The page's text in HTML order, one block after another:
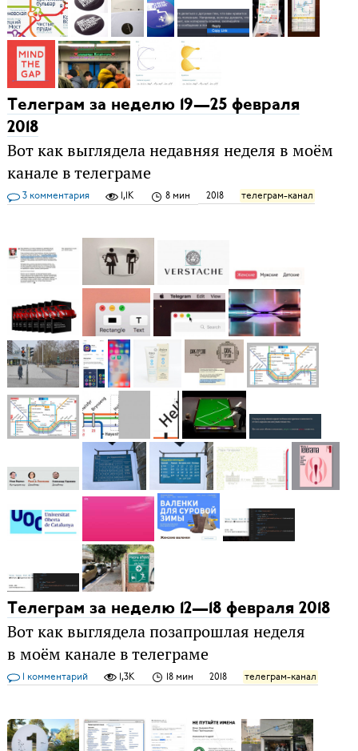
Телеграм за неделю 19—25 февраля
2018
Вот как выглядела недавняя неделя в моём
канале в телеграме
3 комментария 1,1K 8 мин 2018 телеграм-канал
Телеграм за неделю 12—18 февраля 2018
Вот как выглядела позапрошлая неделя
в моём канале в телеграме
1 комментарий 1,3K 18 мин 2018 телеграм-канал